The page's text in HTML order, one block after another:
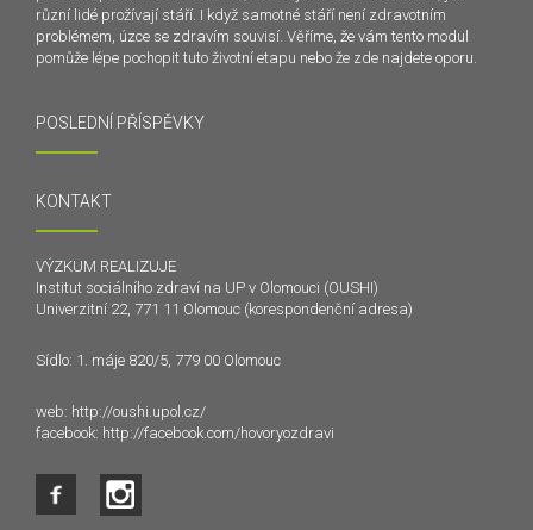
různí lidé prožívají stáří. I když samotné stáří není zdravotním
problémem, úzce se zdravím souvisí. Věříme, že vám tento modul
pomůže lépe pochopit tuto životní etapu nebo že zde najdete oporu.
POSLEDNÍ PŘÍSPĚVKY
KONTAKT
VÝZKUM REALIZUJE
Institut sociálního zdraví na UP v Olomouci (OUSHI)
Univerzitní 22, 771 11 Olomouc (korespondenční adresa)
Sídlo: 1. máje 820/5, 779 00 Olomouc
web: http://oushi.upol.cz/
facebook: http://facebook.com/hovoryozdravi